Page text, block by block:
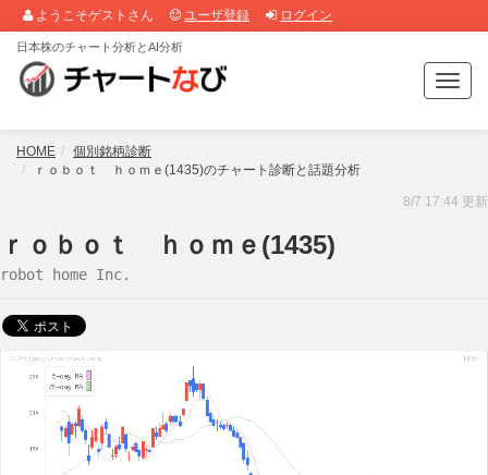
ようこそゲストさん ユーザ登録 ログイン
T
o
g
日本株のチャート分析とAI分析
HOME
個別銘柄診断
ｒｏｂｏｔ ｈｏｍｅ(1435)のチャート診断と話題分析
8/7 17:44 更新
ｒｏｂｏｔ ｈｏｍｅ(1435)
robot home Inc.